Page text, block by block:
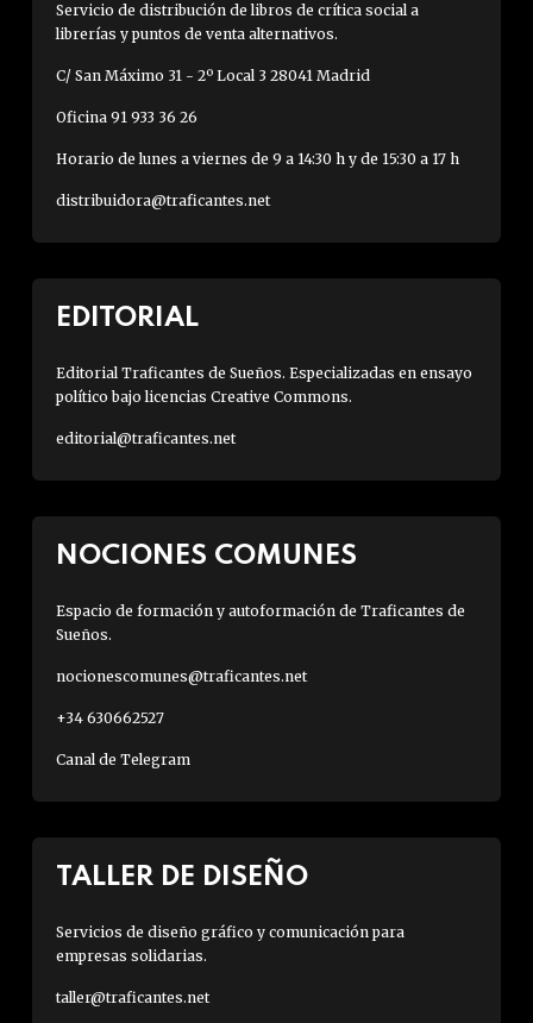
Servicio de distribución de libros de crítica social a
librerías y puntos de venta alternativos.
C/ San Máximo 31 - 2º Local 3 28041 Madrid
Oficina 91 933 36 26
Horario de lunes a viernes de 9 a 14:30 h y de 15:30 a 17 h
distribuidora@traficantes.net
EDITORIAL
Editorial Traficantes de Sueños. Especializadas en ensayo
político bajo licencias Creative Commons.
editorial@traficantes.net
NOCIONES COMUNES
Espacio de formación y autoformación de Traficantes de
Sueños.
nocionescomunes@traficantes.net
+34 630662527
Canal de Telegram
TALLER DE DISEÑO
Servicios de diseño gráfico y comunicación para
empresas solidarias.
taller@traficantes.net